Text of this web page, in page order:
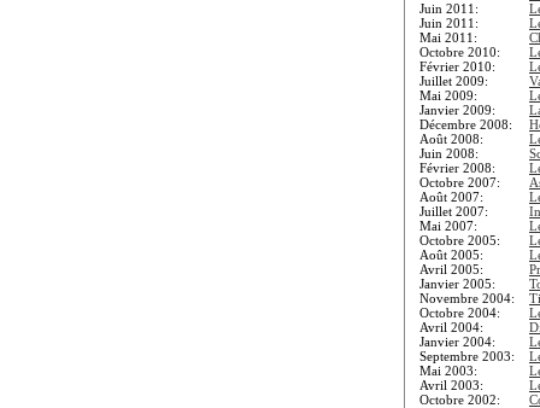
Juin 2011:
Juin 2011:
Mai 2011:
Octobre 2010:
Février 2010:
Juillet 2009:
Mai 2009:
Janvier 2009:
Décembre 2008:
Août 2008:
Juin 2008:
Février 2008:
Octobre 2007:
Août 2007:
Juillet 2007:
Mai 2007:
Octobre 2005:
Août 2005:
Avril 2005:
Janvier 2005:
Novembre 2004:
Octobre 2004:
Avril 2004:
Janvier 2004:
Septembre 2003:
Mai 2003:
Avril 2003:
Octobre 2002: